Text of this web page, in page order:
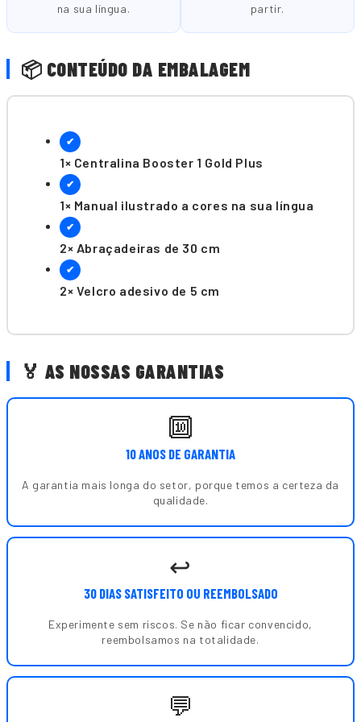
na sua língua.
partir.
📦 CONTEÚDO DA EMBALAGEM
✔
1× Centralina Booster 1 Gold Plus
✔
1× Manual ilustrado a cores na sua língua
✔
2× Abraçadeiras de 30 cm
✔
2× Velcro adesivo de 5 cm
🏅 AS NOSSAS GARANTIAS
🔟
10 ANOS DE GARANTIA
A garantia mais longa do setor, porque temos a certeza da
qualidade.
↩️
30 DIAS SATISFEITO OU REEMBOLSADO
Experimente sem riscos. Se não ficar convencido,
reembolsamos na totalidade.
💬